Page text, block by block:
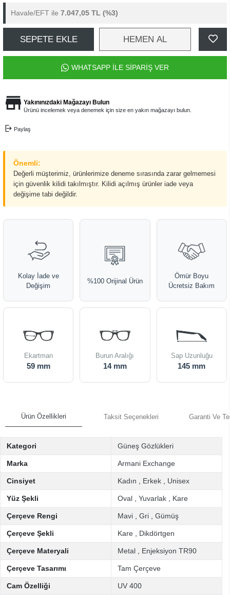
Havale/EFT ile 7.047,05 TL (%3)
SEPETE EKLE HEMEN AL
WHATSAPP İLE SİPARİŞ VER
Yakınınızdaki Mağazayı Bulun
Ürünü incelemek veya denemek için size en yakın mağazayı bulun.
Paylaş
Önemli:
Değerli müşterimiz, ürünlerimize deneme sırasında zarar gelmemesi
için güvenlik kilidi takılmıştır. Kilidi açılmış ürünler iade veya
değişime tabi değildir.
Kolay İade ve
Değişim
%100 Orijinal Ürün
Ömür Boyu
Ücretsiz Bakım
Ekartman
59 mm
Burun Aralığı
14 mm
Sap Uzunluğu
145 mm
Ürün Özellikleri Taksit Seçenekleri Garanti Ve
Kategori Güneş Gözlükleri
Marka Armani Exchange
Cinsiyet Kadın Erkek Unisex
Yüz Şekli Oval Yuvarlak Kare
Çerçeve Rengi Mavi Gri Gümüş
Çerçeve Şekli Kare Dikdörtgen
Çerçeve Materyali Metal Enjeksiyon TR90
Çerçeve Tasarımı Tam Çerçeve
Cam Özelliği UV 400